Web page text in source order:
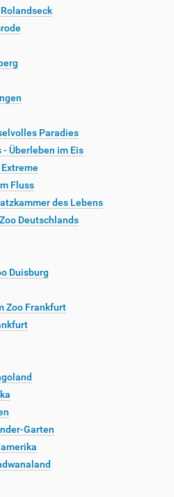
Paradies
Überleben im Eis
Fluss
des Lebens
Deutschlands
Duisburg
Zoo Frankfurt
Garten